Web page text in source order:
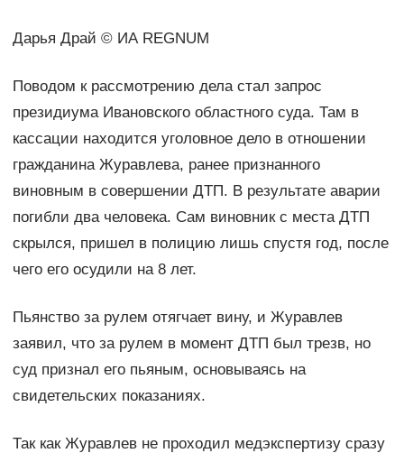
Дарья Драй © ИА REGNUM
Поводом к рассмотрению дела стал запрос
президиума Ивановского областного суда. Там в
кассации находится уголовное дело в отношении
гражданина Журавлева, ранее признанного
виновным в совершении ДТП. В результате аварии
погибли два человека. Сам виновник с места ДТП
скрылся, пришел в полицию лишь спустя год, после
чего его осудили на 8 лет.
Пьянство за рулем отягчает вину, и Журавлев
заявил, что за рулем в момент ДТП был трезв, но
суд признал его пьяным, основываясь на
свидетельских показаниях.
Так как Журавлев не проходил медэкспертизу сразу